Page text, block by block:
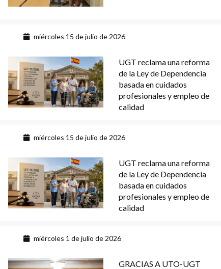
miércoles 15 de julio de 2026
UGT reclama una reforma
de la Ley de Dependencia
basada en cuidados
profesionales y empleo de
calidad
miércoles 15 de julio de 2026
UGT reclama una reforma
de la Ley de Dependencia
basada en cuidados
profesionales y empleo de
calidad
miércoles 1 de julio de 2026
GRACIAS A UTO-UGT